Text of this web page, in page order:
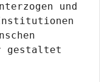
und
gestaltet